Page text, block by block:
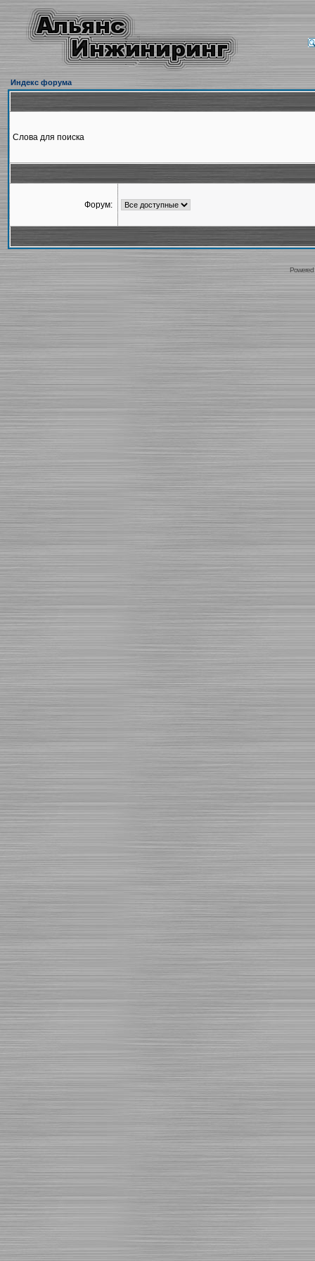
Индекс форума
Слова для поиска
Форум: